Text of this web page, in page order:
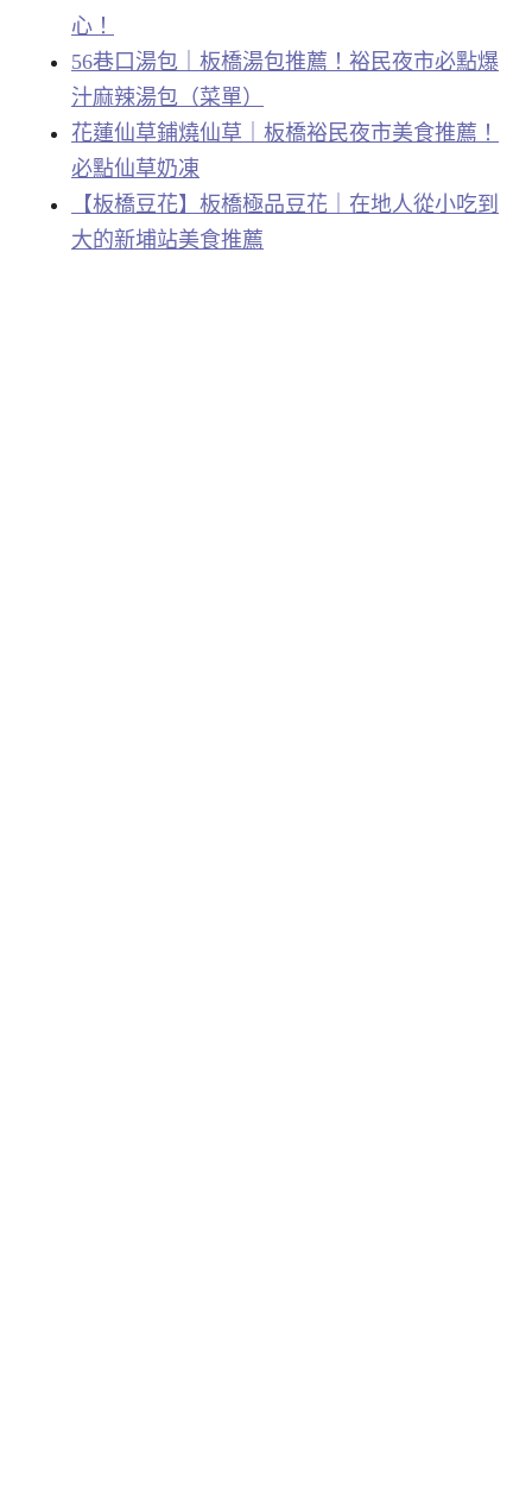
心！
56巷口湯包｜板橋湯包推薦！裕民夜市必點爆
汁麻辣湯包（菜單）
花蓮仙草鋪燒仙草｜板橋裕民夜市美食推薦！
必點仙草奶凍
【板橋豆花】板橋極品豆花｜在地人從小吃到
大的新埔站美食推薦